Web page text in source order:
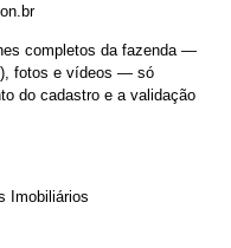
completos da fazenda —
fotos e vídeos — só
do cadastro e a validação
Imobiliários